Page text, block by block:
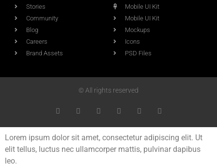
Stories
Community
Blog
Careers
Brand Assets
Mobile UI Kit
Mobile UI Kit
Mockups
Icons
PSD Files
© All rights reserved
Lorem ipsum dolor sit amet, consectetur adipiscing elit. Ut
elit tellus, luctus nec ullamcorper mattis, pulvinar dapibus
leo.